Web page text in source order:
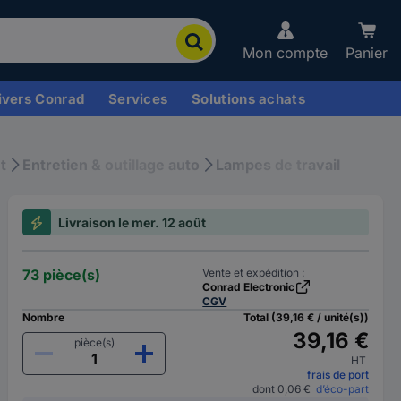
Mon compte Panier
Conrad Services Solutions achats
Entretien & outillage auto Lampes de travail
Livraison le mer. 12 août
73 pièce(s)
Vente et expédition :
Conrad Electronic
CGV
Nombre
pièce(s)
Total (39,16 € / unité(s))
39,16 €
HT
frais de port
dont 0,06 € d’éco-part